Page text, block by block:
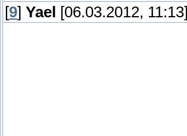
[9] Yael [06.03.2012, 11:13]